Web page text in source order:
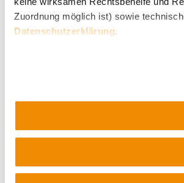
Zuordnung möglich ist) sowie
Datenschutzerklärung.